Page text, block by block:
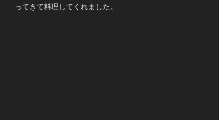
ってきて料理してくれました。